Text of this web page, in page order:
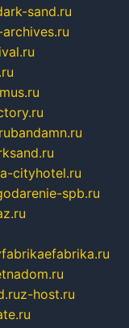
sand.ru
bandamn.ru
cityhotel.ru
spb.ru
z-host.ru